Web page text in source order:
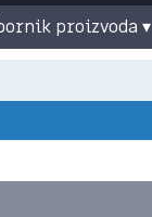
proizvoda ▾